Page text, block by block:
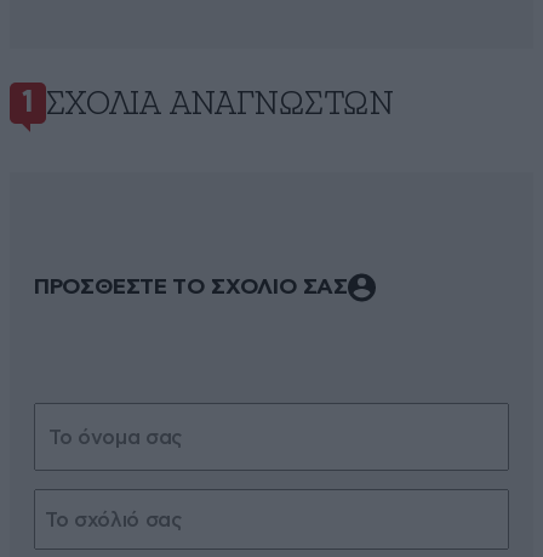
1 ΣΧΌΛΙΑ ΑΝΑΓΝΩΣΤΏΝ
ΠΡΟΣΘΕΣΤΕ ΤΟ ΣΧΟΛΙΟ ΣΑΣ